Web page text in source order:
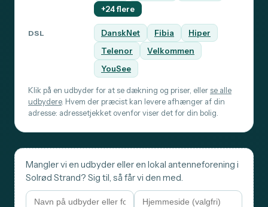
+24 flere
DSL DanskNet Fibia
Hiper
Telenor
Velkommen
YouSee
Klik på en udbyder for at se dækning og priser, eller se alle
udbydere. Hvem der præcist kan levere afhænger af din
adresse: adressetjekket ovenfor viser det for din bolig.
Mangler vi en udbyder eller en lokal antenneforening i
Solrød Strand? Sig til, så får vi den med.